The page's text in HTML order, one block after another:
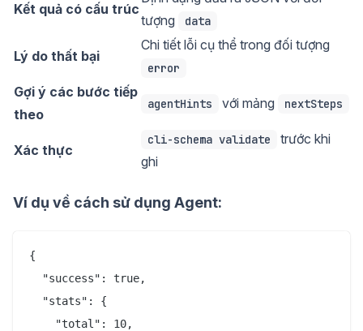
Kết quả có cấu trúc
tượng
data
Lý do thất bại
Chi tiết lỗi cụ thể trong đối tượng
error
Gợi ý các bước tiếp
theo
agentHints với mảng nextSteps
Xác thực
cli-schema validate
trước khi
ghi
Ví dụ về cách sử dụng Agent:
{
  "success": true,
  "stats": {
    "total": 10,